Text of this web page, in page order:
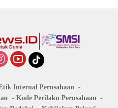
Internal Perusahaan
Kode Perilaku Perusahaan